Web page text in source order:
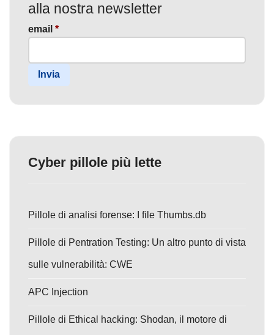
alla nostra newsletter
email *
Invia
Cyber pillole più lette
Pillole di analisi forense: I file Thumbs.db
Pillole di Pentration Testing: Un altro punto di vista
sulle vulnerabilità: CWE
APC Injection
Pillole di Ethical hacking: Shodan, il motore di